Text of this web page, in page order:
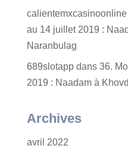
calientemxcasinoonline
au 14 juillet 2019 :
Naranbulag
689slotappdans 36.
2019 : Naadam à
Archives
avril 2022